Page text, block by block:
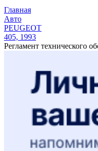
Главная
Авто
PEUGEOT
405, 1993
Регламент технического